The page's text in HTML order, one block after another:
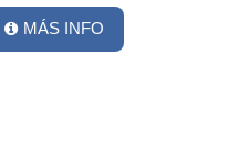
MÁS INFO